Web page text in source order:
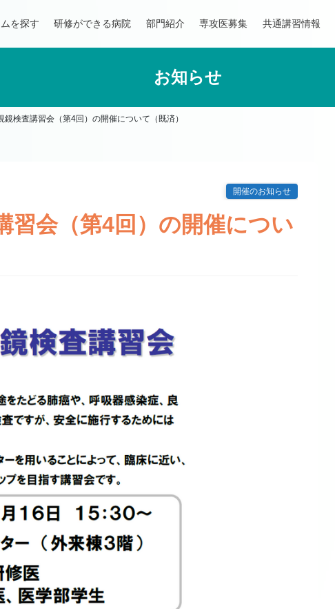
を探す 研修ができる病院 部門紹介 専攻医募集 共通講習情報
お知らせ
鏡検査講習会（第4回）の開催について（既済）
開催のお知らせ
習会（第4回）の開催につい